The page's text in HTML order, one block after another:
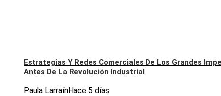
Estrategias Y Redes Comerciales De Los Grandes
Antes De La Revolución Industrial
Paula LarraínHace 5 días